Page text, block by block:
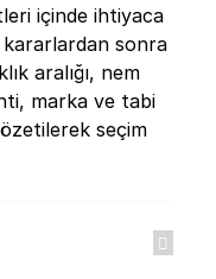
içinde ihtiyaca
sonra
aralığı, nem
marka ve tabi
seçim